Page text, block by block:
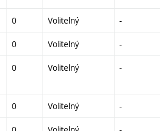
0 Volitelný -
0 Volitelný -
0 Volitelný -
0 Volitelný -